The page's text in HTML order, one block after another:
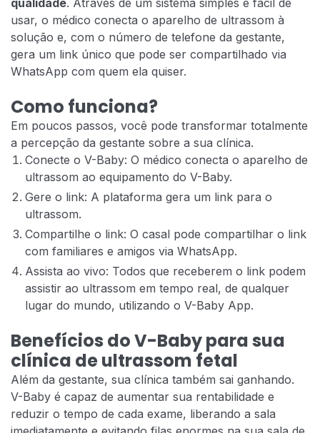
usar, o médico conecta o aparelho de ultrassom à
solução e, com o número de telefone da gestante,
gera um link único que pode ser compartilhado via
WhatsApp com quem ela quiser.
Como funciona?
Em poucos passos, você pode transformar totalmente
a percepção da gestante sobre a sua clínica.
Conecte o V-Baby: O médico conecta o aparelho de
ultrassom ao equipamento do V-Baby.
Gere o link: A plataforma gera um link para o
ultrassom.
Compartilhe o link: O casal pode compartilhar o link
com familiares e amigos via WhatsApp.
Assista ao vivo: Todos que receberem o link podem
assistir ao ultrassom em tempo real, de qualquer
lugar do mundo, utilizando o V-Baby App.
Benefícios do V-Baby para sua
clínica de ultrassom fetal
Além da gestante, sua clínica também sai ganhando.
V-Baby é capaz de aumentar sua rentabilidade e
reduzir o tempo de cada exame, liberando a sala